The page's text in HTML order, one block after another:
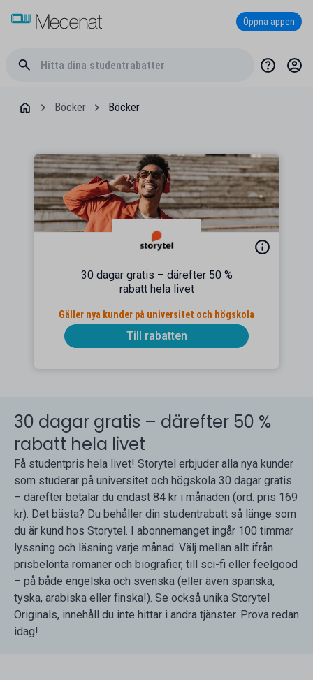
Öppna appen
Böcker Böcker
30 dagar gratis – därefter 50 %
rabatt hela livet
Gäller nya kunder på universitet och högskola
Till rabatten
30 dagar gratis – därefter 50 %
rabatt hela livet
Få studentpris hela livet! Storytel erbjuder alla nya kunder
som studerar på universitet och högskola 30 dagar gratis
– därefter betalar du endast 84 kr i månaden (ord. pris 169
kr). Det bästa? Du behåller din studentrabatt så länge som
du är kund hos Storytel. I abonnemanget ingår 100 timmar
lyssning och läsning varje månad. Välj mellan allt ifrån
prisbelönta romaner och biografier, till sci-fi eller feelgood
– på både engelska och svenska (eller även spanska,
tyska, arabiska eller finska!). Se också unika Storytel
Originals, innehåll du inte hittar i andra tjänster. Prova redan
idag!